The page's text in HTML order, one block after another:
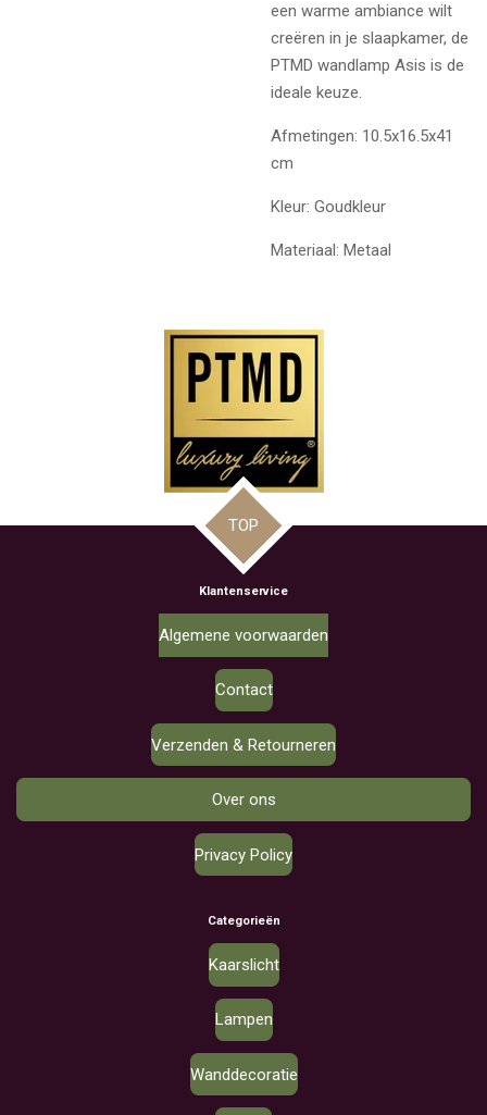
een warme ambiance wilt
creëren in je slaapkamer, de
PTMD wandlamp Asis is de
ideale keuze.
Afmetingen: 10.5x16.5x41
cm
Kleur: Goudkleur
Materiaal: Metaal
TOP
Klantenservice
Algemene voorwaarden
Contact
Verzenden & Retourneren
Over ons
Privacy Policy
Categorieën
Kaarslicht
Lampen
Wanddecoratie